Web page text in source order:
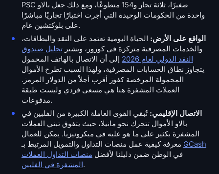
PSC صغيرًا، ثلاثة تجار و154 متطوعًا، ومع ذلك جعل بالاو
واحدة من الحكومات الوحيدة التي أجرت اختبارًا تجاريًا مباشرًا
على بلوكتشين عام.
الواقع على الأرض: الحياة اليومية تعتمد على النقد والبطاقات،
والخدمات المصرفية متركزة في كورور، ويشير تحليل صندوق
النقد الدولي لعام 2026
إلى أن الاتصال بالهاتف المحمول
يتجاوز نطاق الحسابات المصرفية، ولهذا السبب تطرح الأموال
المحمولة المرخصة كفوز أقرب أجلاً من الدولار المرمز.
العملات المشفرة هنا هي مسعى فردي وليست طبقة
مدفوعات.
الاتصال الإقليمي: تُبقي القوى العاملة الكبيرة من الفلبين في
بالاو الأموال تتحرك نحو مانيلا، حيث يتفوق تبني العملات
المشفرة بكثير على ما هو عليه في ميكرونيزيا. يمكن للعمال
GCash
في الوطن ضمن دليلنا لأفضل منصات التداول العملات
المشفرة في الفلبين.